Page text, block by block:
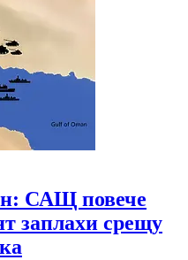
САЩ повече
заплахи срещу